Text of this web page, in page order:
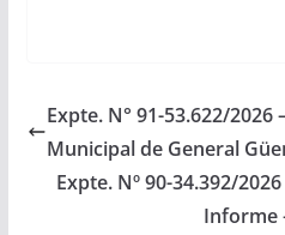
Provincia de Salta.
(Expte. Nº 91-
41.858/2020, a la
Comisión de
Legislación General,
del Trabajo y Régimen
Expte. N° 91-53.622/2026
Municipal de General
Expte. Nº 90-34.392/
Informe